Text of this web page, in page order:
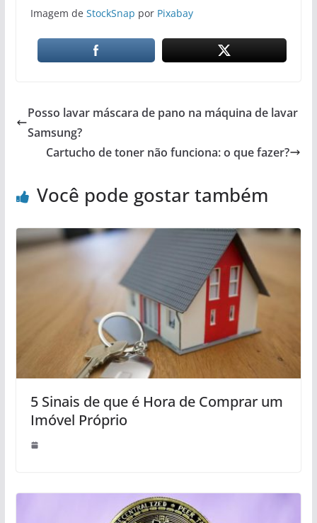
Imagem de StockSnap por Pixabay
Posso lavar máscara de pano na máquina de lavar
Samsung?
Cartucho de toner não funciona: o que fazer?
Você pode gostar também
5 Sinais de que é Hora de Comprar um
Imóvel Próprio